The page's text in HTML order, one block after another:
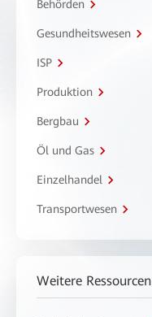
Behörden
Gesundheitswesen
ISP
Produktion
Bergbau
Öl und Gas
Einzelhandel
Transportwesen
Weitere Ressourcen